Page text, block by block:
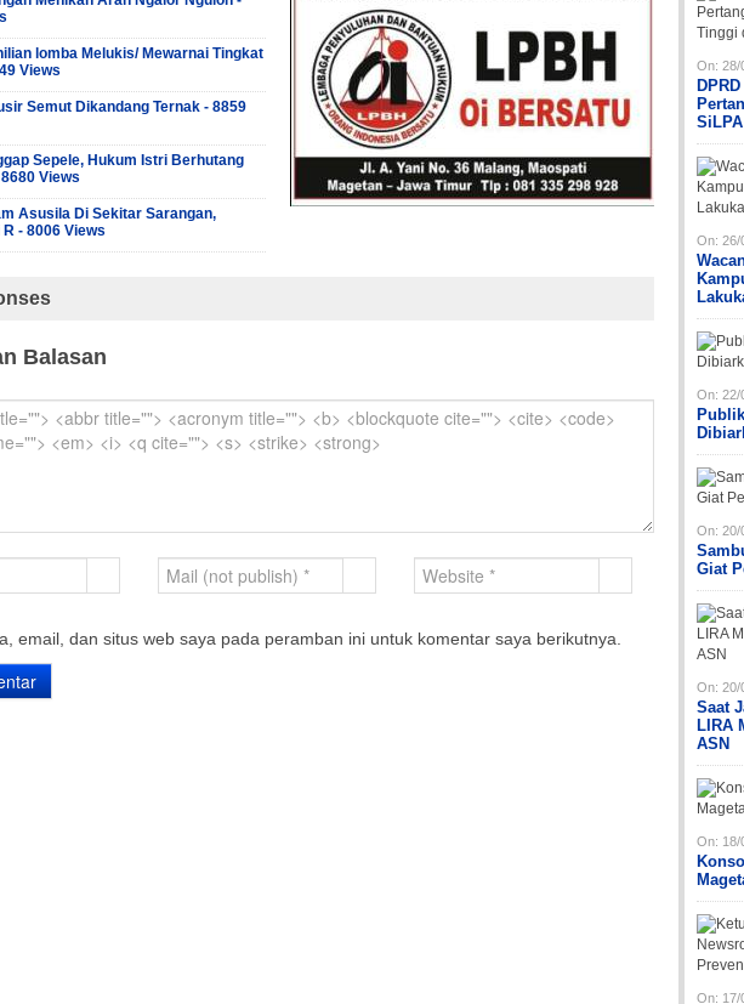
lomba Melukis/ Mewarnai Tingkat
Views
Semut Dikandang Ternak - 8859
Sepele, Hukum Istri Berhutang
Views
Asusila Di Sekitar Sarangan,
- 8006 Views
Balasan
email, dan situs web saya pada peramban ini untuk komentar saya berikutnya.
On: 28/
On: 26/
On: 22/
On: 20/
Giat
On: 20/
Saat
LIRA
ASN
On: 18/
On: 17/